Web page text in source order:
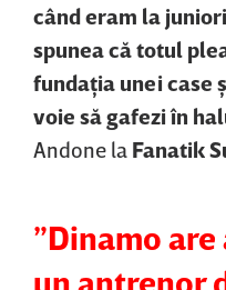
când eram la
spunea că totul
fundaţia unei case
voie să gafezi în
Andone la Fanatik
”Dinamo
un antrenor